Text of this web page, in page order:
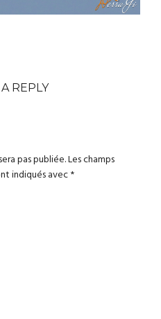
REPLY
pas publiée.Les champs
indiqués avec*